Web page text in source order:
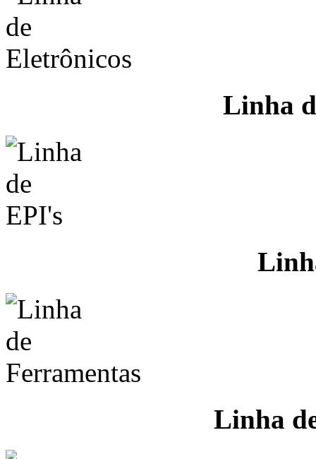
Linha
Linha